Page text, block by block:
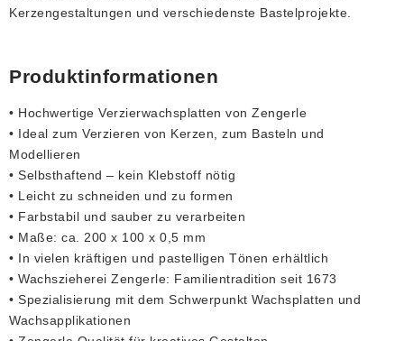
Kerzengestaltungen und verschiedenste Bastelprojekte.
Produktinformationen
• Hochwertige Verzierwachsplatten von Zengerle
• Ideal zum Verzieren von Kerzen, zum Basteln und
Modellieren
• Selbsthaftend – kein Klebstoff nötig
• Leicht zu schneiden und zu formen
• Farbstabil und sauber zu verarbeiten
• Maße: ca. 200 x 100 x 0,5 mm
• In vielen kräftigen und pastelligen Tönen erhältlich
• Wachszieherei Zengerle: Familientradition seit 1673
• Spezialisierung mit dem Schwerpunkt Wachsplatten und
Wachsapplikationen